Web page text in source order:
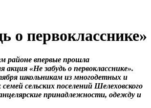
о первокласснике»
районе впервые прошла
акция «Не забудь о первокласснике».
школьникам из многодетных и
сельских поселений Шелеховского
принадлежности, одежду и